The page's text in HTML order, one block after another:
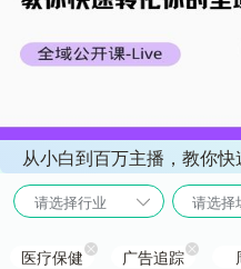
从小白到百万主播，教你
请选择行业 请选择
医疗保健 广告追踪